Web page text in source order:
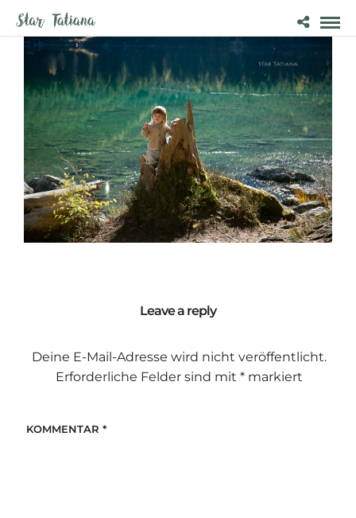
Leave a reply
Deine E-Mail-Adresse wird nicht veröffentlicht.
Erforderliche Felder sind mit *markiert
KOMMENTAR *